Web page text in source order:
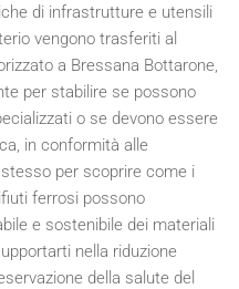
di infrastrutture e utensili
vengono trasferiti al
a Bressana Bottarone,
per stabilire se possono
o se devono essere
in conformità alle
per scoprire come i
ferrosi possono
e sostenibile dei materiali
nella riduzione
della salute del